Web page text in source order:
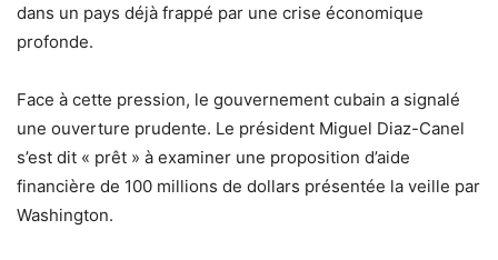
dans un pays déjà frappé par une crise économique
profonde.
Face à cette pression, le gouvernement cubain a signalé
une ouverture prudente. Le président Miguel Diaz-Canel
s’est dit « prêt » à examiner une proposition d’aide
financière de 100 millions de dollars présentée la veille par
Washington.